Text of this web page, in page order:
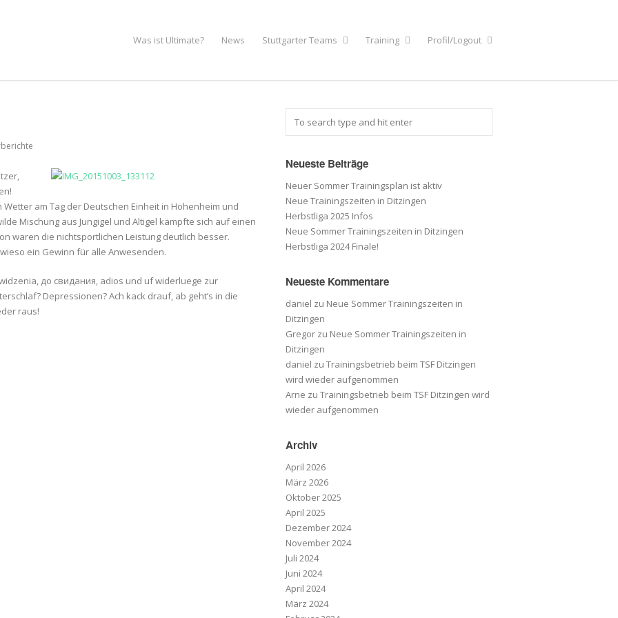
Was ist Ultimate? News Stuttgarter Teams Training Profil/Logout
am Tag der Deutschen Einheit in Hohenheim und
Mischung aus Jungigel und Altigel kämpfte sich auf einen
waren die nichtsportlichen Leistung deutlich besser.
ein Gewinn für alle Anwesenden.
до свидания, adios und uf widerluege zur
Depressionen? Ach kack drauf, ab geht’s in die
raus!
Neueste Beiträge
Neuer Sommer Trainingsplan ist aktiv
Neue Trainingszeiten in Ditzingen
Herbstliga 2025 Infos
Neue Sommer Trainingszeiten in Ditzingen
Herbstliga 2024 Finale!
Neueste Kommentare
daniel zu Neue Sommer Trainingszeiten in
Ditzingen
Gregor zu Neue Sommer Trainingszeiten in
Ditzingen
daniel zu Trainingsbetrieb beim TSF Ditzingen
wird wieder aufgenommen
Arne zu Trainingsbetrieb beim TSF Ditzingen wird
wieder aufgenommen
Archiv
April 2026
März 2026
Oktober 2025
April 2025
Dezember 2024
November 2024
Juli 2024
Juni 2024
April 2024
März 2024